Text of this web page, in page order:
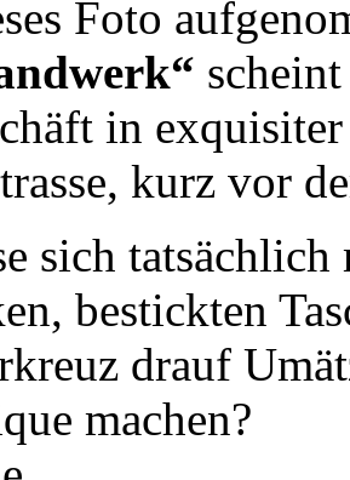
Foto
in
kurz vor
sich
bestickten
drauf
machen?